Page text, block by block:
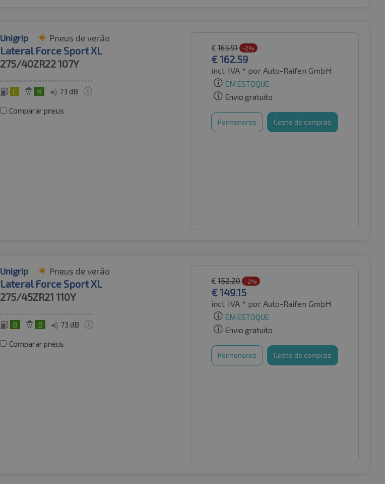
Unigrip Pneus de verão
Lateral Force Sport XL
275/40ZR22107Y
C B 73 dB
Comparar pneus
€ 165.91 -2%
€162.59
incl. IVA * por Auto-Raifen GmbH
EM ESTOQUE
Envio gratuito
Pormenores Cesto de compras
Unigrip Pneus de verão
Lateral Force Sport XL
275/45ZR21 110Y
B B 73 dB
Comparar pneus
€ 152.20 -2%
€149.15
incl. IVA * por Auto-Raifen GmbH
EM ESTOQUE
Envio gratuito
Pormenores Cesto de compras